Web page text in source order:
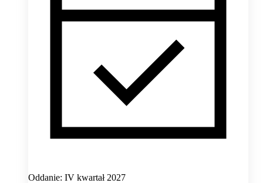
Oddanie: IV kwartał 2027